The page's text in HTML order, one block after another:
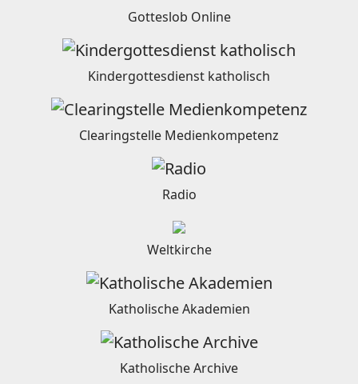
Gotteslob Online
Kindergottesdienst katholisch
Clearingstelle Medienkompetenz
Radio
Weltkirche
Katholische Akademien
Katholische Archive